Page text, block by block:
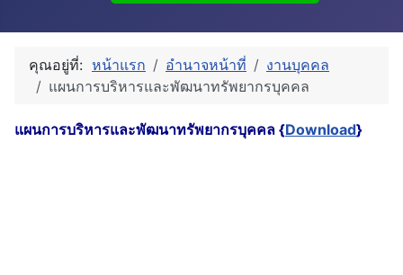
คุณอยู่ที่: หน้าแรก อำนาจหน้าที่
งานบุคคล
แผนการบริหารและพัฒนาทรัพยากรบุคคล
แผนการบริหารและพัฒนาทรัพยากรบุคคล {Download}